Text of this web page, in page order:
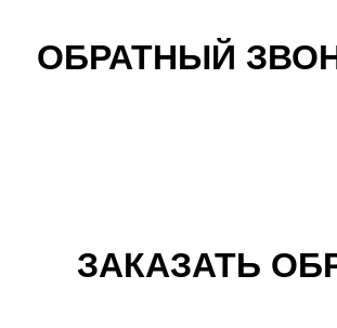
ОБРАТНЫЙ
ЗАКАЗАТЬ